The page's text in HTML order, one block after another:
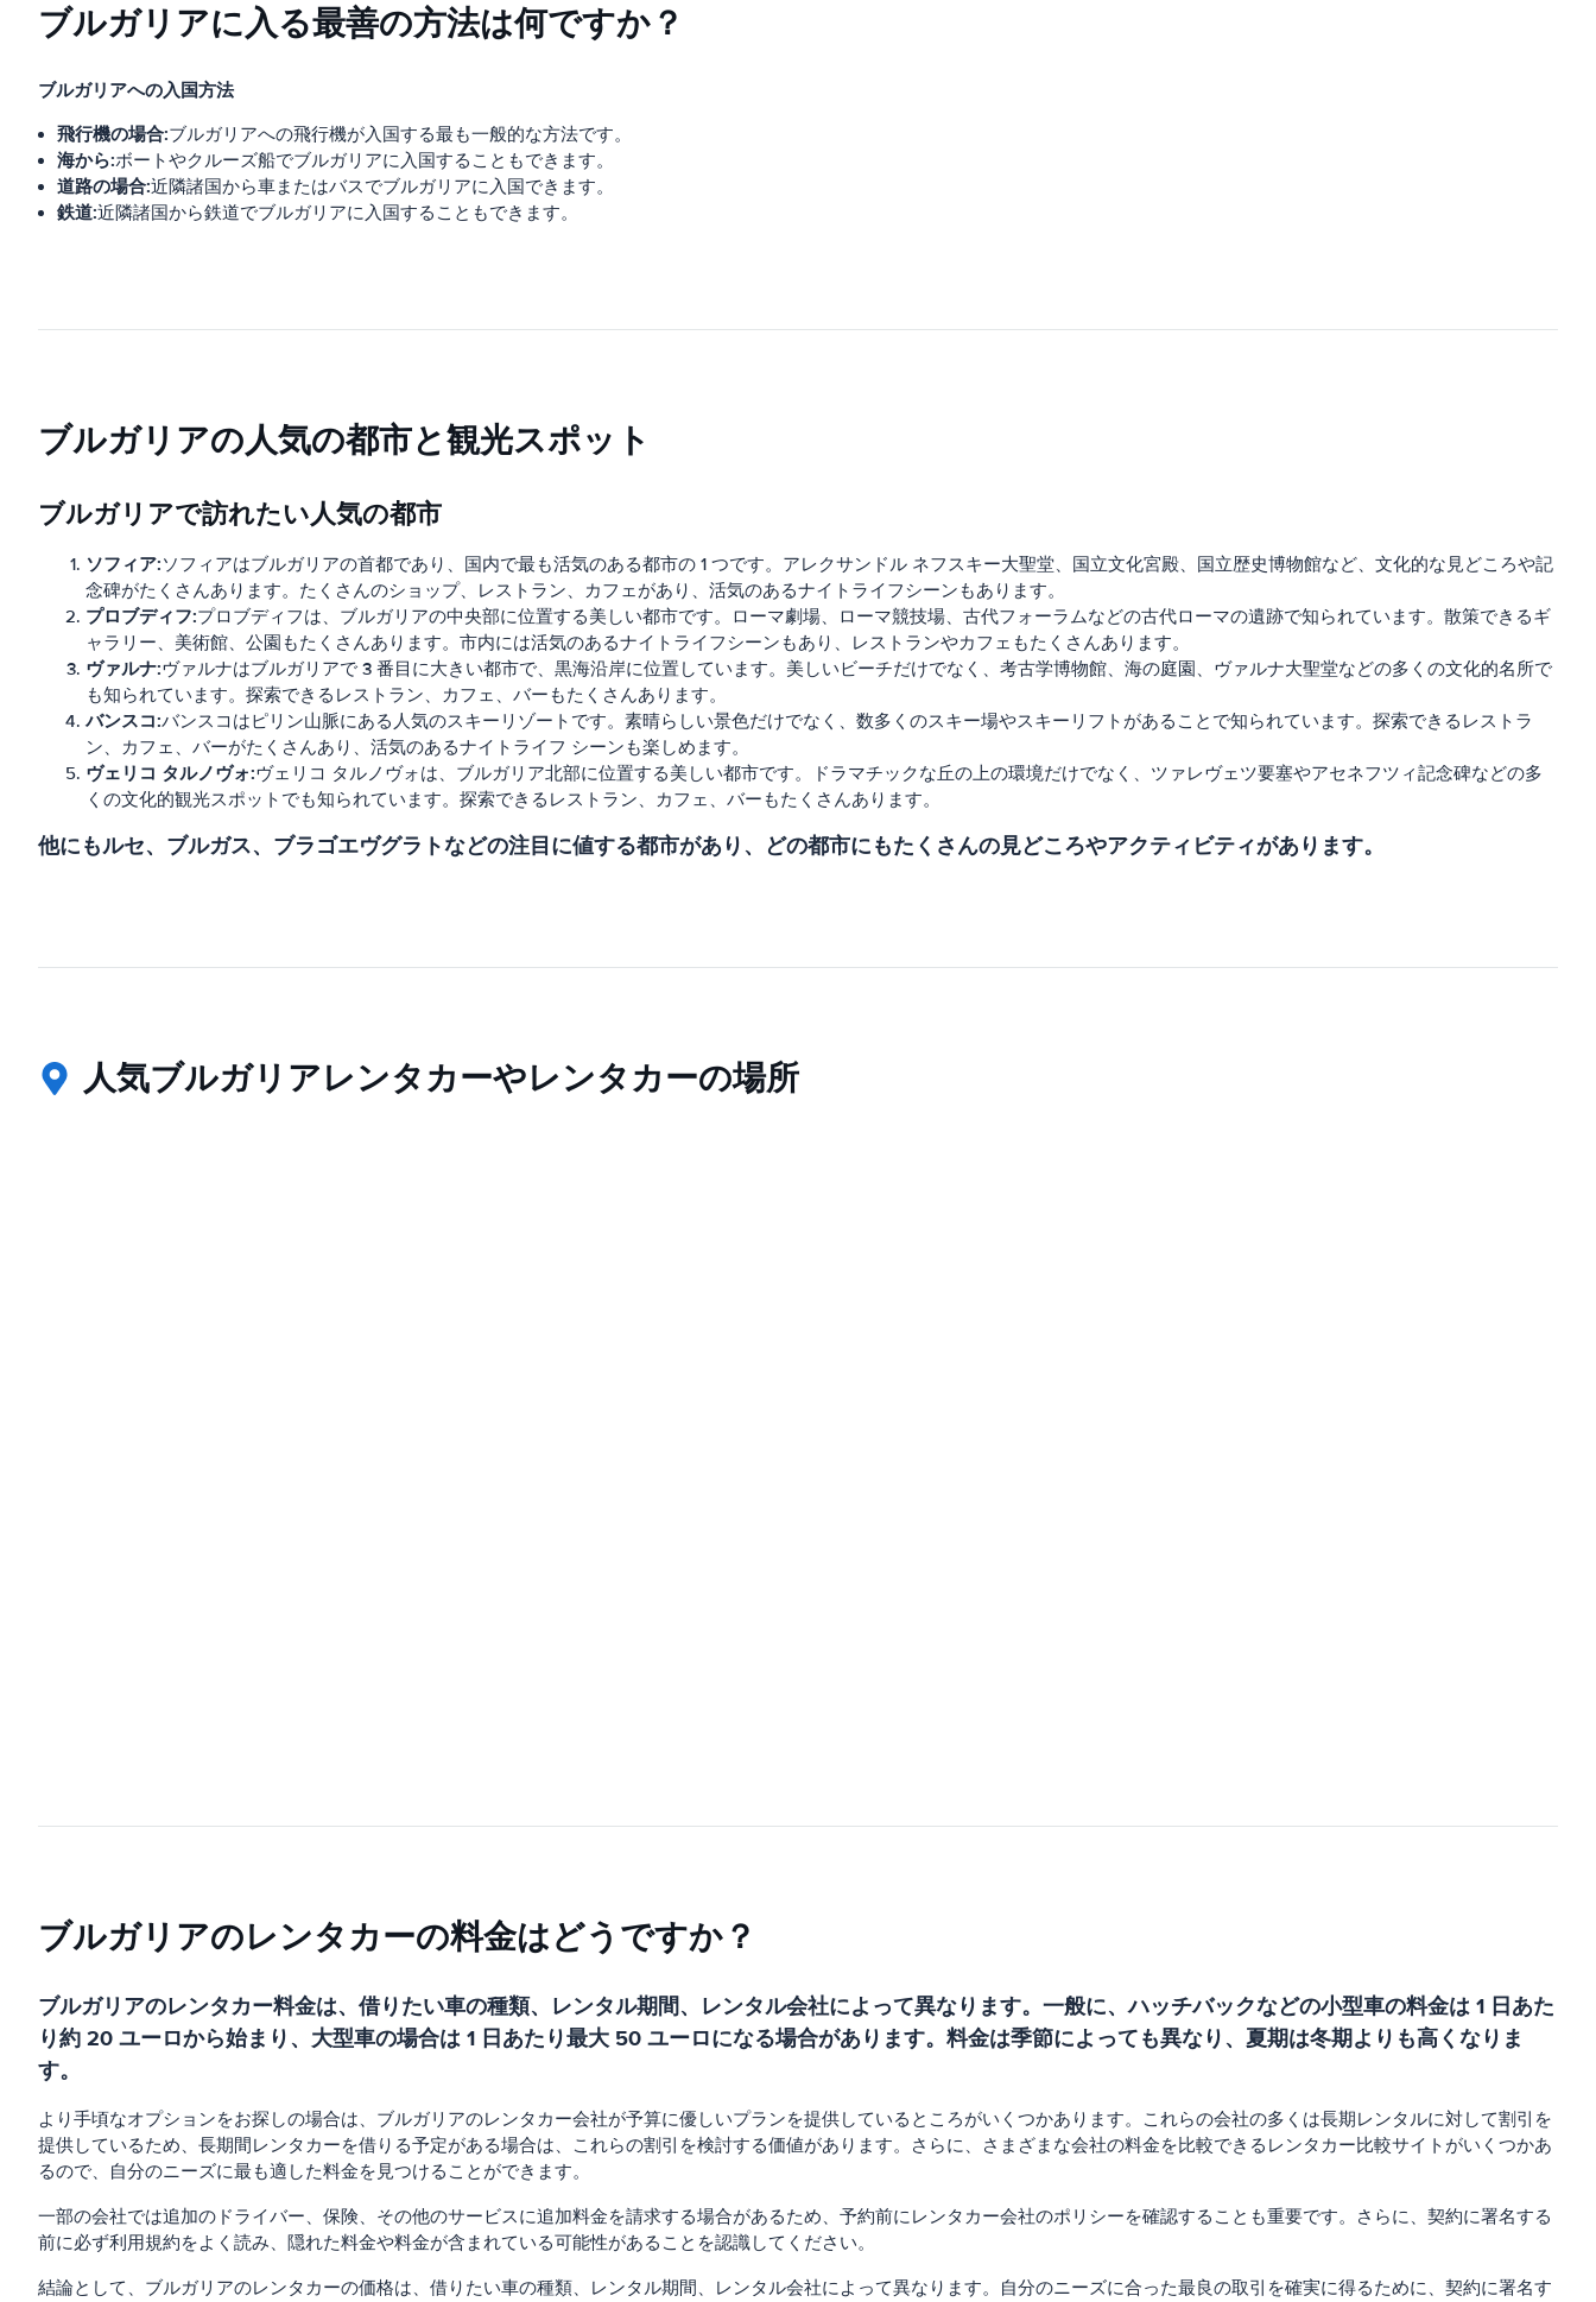
ブルガリアに入る最善の方法は何ですか？
ブルガリアへの入国方法
飛行機の場合:ブルガリアへの飛行機が入国する最も一般的な方法です。
海から:ボートやクルーズ船でブルガリアに入国することもできます。
道路の場合:近隣諸国から車またはバスでブルガリアに入国できます。
鉄道:近隣諸国から鉄道でブルガリアに入国することもできます。
ブルガリアの人気の都市と観光スポット
ブルガリアで訪れたい人気の都市
ソフィア:ソフィアはブルガリアの首都であり、国内で最も活気のある都市の 1 つです。アレクサンドル ネフスキー大聖堂、国立文化宮殿、国立歴史博物館など、文化的な見どころや記
念碑がたくさんあります。たくさんのショップ、レストラン、カフェがあり、活気のあるナイトライフシーンもあります。
プロブディフ:プロブディフは、ブルガリアの中央部に位置する美しい都市です。ローマ劇場、ローマ競技場、古代フォーラムなどの古代ローマの遺跡で知られています。散策できるギ
ャラリー、美術館、公園もたくさんあります。市内には活気のあるナイトライフシーンもあり、レストランやカフェもたくさんあります。
ヴァルナ:ヴァルナはブルガリアで 3 番目に大きい都市で、黒海沿岸に位置しています。美しいビーチだけでなく、考古学博物館、海の庭園、ヴァルナ大聖堂などの多くの文化的名所で
も知られています。探索できるレストラン、カフェ、バーもたくさんあります。
バンスコ:バンスコはピリン山脈にある人気のスキーリゾートです。素晴らしい景色だけでなく、数多くのスキー場やスキーリフトがあることで知られています。探索できるレストラ
ン、カフェ、バーがたくさんあり、活気のあるナイトライフ シーンも楽しめます。
ヴェリコ タルノヴォ:ヴェリコ タルノヴォは、ブルガリア北部に位置する美しい都市です。ドラマチックな丘の上の環境だけでなく、ツァレヴェツ要塞やアセネフツィ記念碑などの多
くの文化的観光スポットでも知られています。探索できるレストラン、カフェ、バーもたくさんあります。
他にもルセ、ブルガス、ブラゴエヴグラトなどの注目に値する都市があり、どの都市にもたくさんの見どころやアクティビティがあります。
人気ブルガリアレンタカーやレンタカーの場所
ブルガリアのレンタカーの料金はどうですか？
ブルガリアのレンタカー料金は、借りたい車の種類、レンタル期間、レンタル会社によって異なります。一般に、ハッチバックなどの小型車の料金は 1 日あた
り約 20 ユーロから始まり、大型車の場合は 1 日あたり最大 50 ユーロになる場合があります。料金は季節によっても異なり、夏期は冬期よりも高くなりま
す。
より手頃なオプションをお探しの場合は、ブルガリアのレンタカー会社が予算に優しいプランを提供しているところがいくつかあります。これらの会社の多くは長期レンタルに対して割引を
提供しているため、長期間レンタカーを借りる予定がある場合は、これらの割引を検討する価値があります。さらに、さまざまな会社の料金を比較できるレンタカー比較サイトがいくつかあ
るので、自分のニーズに最も適した料金を見つけることができます。
一部の会社では追加のドライバー、保険、その他のサービスに追加料金を請求する場合があるため、予約前にレンタカー会社のポリシーを確認することも重要です。さらに、契約に署名する
前に必ず利用規約をよく読み、隠れた料金や料金が含まれている可能性があることを認識してください。
結論として、ブルガリアのレンタカーの価格は、借りたい車の種類、レンタル期間、レンタル会社によって異なります。自分のニーズに合った最良の取引を確実に得るために、契約に署名す